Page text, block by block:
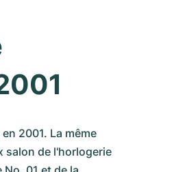
2001. La même
salon de l'horlogerie